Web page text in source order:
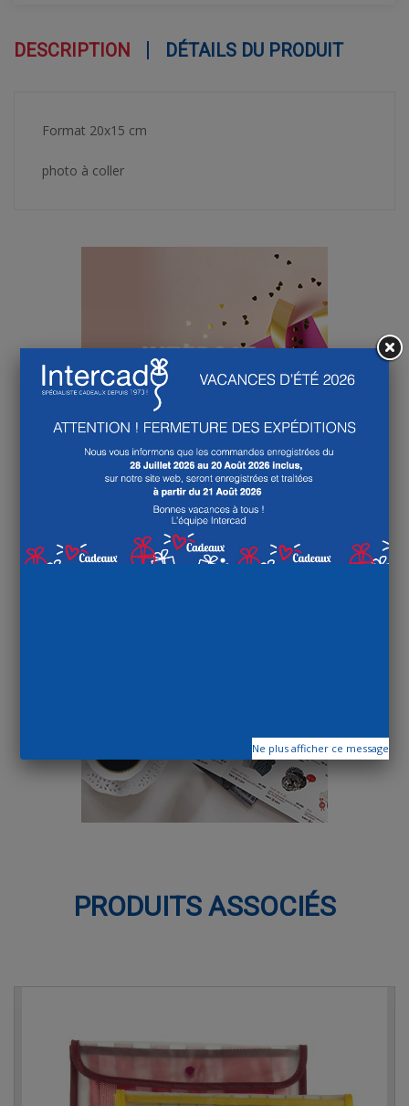
DESCRIPTION DÉTAILS DU PRODUIT
Format 20x15 cm
photo à coller
PRODUITS ASSOCIÉS
Ne plus afficher ce message